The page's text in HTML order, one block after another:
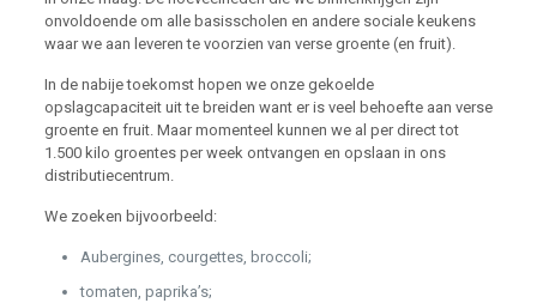
onvoldoende om alle basisscholen en andere sociale keukens
waar we aan leveren te voorzien van verse groente (en fruit).
In de nabije toekomst hopen we onze gekoelde
opslagcapaciteit uit te breiden want er is veel behoefte aan verse
groente en fruit. Maar momenteel kunnen we al per direct tot
1.500 kilo groentes per week ontvangen en opslaan in ons
distributiecentrum.
We zoeken bijvoorbeeld:
Aubergines, courgettes, broccoli;
tomaten, paprika’s;